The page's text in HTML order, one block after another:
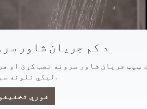
د کم جریان شاور
د ټیټ جریان شاور سرونه نصب کړئ او
لیکي نلونه سم کړئ.
فوري